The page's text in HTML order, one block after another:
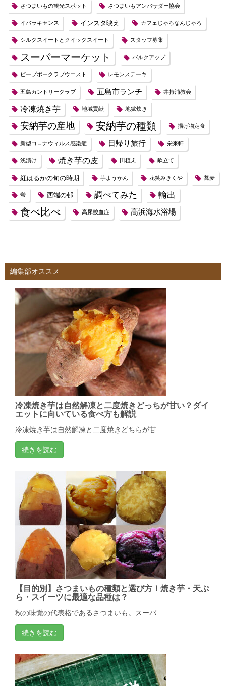
さつまいもの観光スポット さつまいもアンバサダー協会
イバラキセンス インスタ映え カフェじゃろなんじゃろ
シルクスイートとクイックスイート スタッフ募集
スーパーマーケット バルクアップ
ピープボークラブウエスト レモンステーキ
五島カントリークラブ 五島市ランチ 井持浦教会
冷凍焼き芋 地域貢献 地獄炊き
安納芋の産地 安納芋の種類 揚げ物定食
新型コロナウィルス感染症 日帰り旅行 栄来軒
浅漬け 焼き芋の皮 田植え 畝立て
紅はるかの旬の時期 芋ようかん 花笑みきくや 蕎麦
蛍 西端の邨 調べてみた 輸出
食べ比べ 高尿酸血症 高浜海水浴場
編集部オススメ
冷凍焼き芋は自然解凍と二度焼きどっちが甘い？ダイ
エットに向いている食べ方も解説
冷凍焼き芋は自然解凍と二度焼きどちらが甘 ...
続きを読む
【目的別】さつまいもの種類と選び方！焼き芋・天ぷ
ら・スイーツに最適な品種は？
秋の味覚の代表格であるさつまいも。スーパ ...
続きを読む